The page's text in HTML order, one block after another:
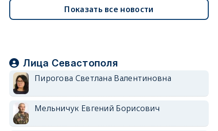
Показать все новости
Лица Севастополя
Пирогова Светлана Валентиновна
Мельничук Евгений Борисович